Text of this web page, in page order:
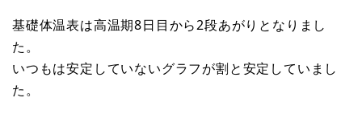
基礎体温表は高温期8日目から2段あがりとなりまし
た。
いつもは安定していないグラフが割と安定していまし
た。